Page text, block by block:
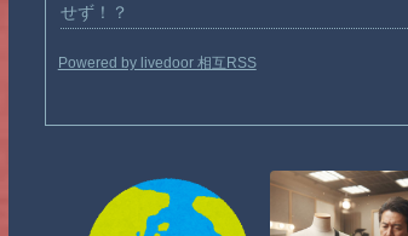
せず！？
Powered by livedoor 相互RSS